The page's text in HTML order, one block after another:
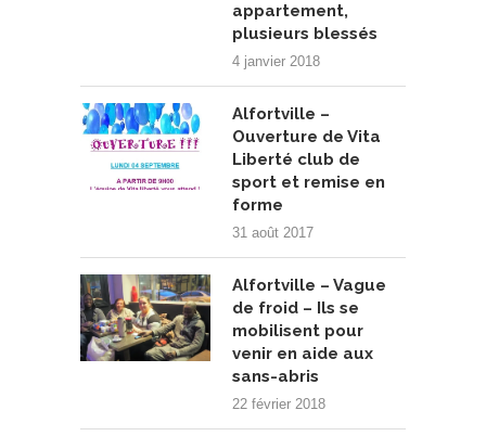
appartement,
plusieurs blessés
4 janvier 2018
Alfortville –
Ouverture de Vita
Liberté club de
sport et remise en
forme
31 août 2017
Alfortville – Vague
de froid – Ils se
mobilisent pour
venir en aide aux
sans-abris
22 février 2018